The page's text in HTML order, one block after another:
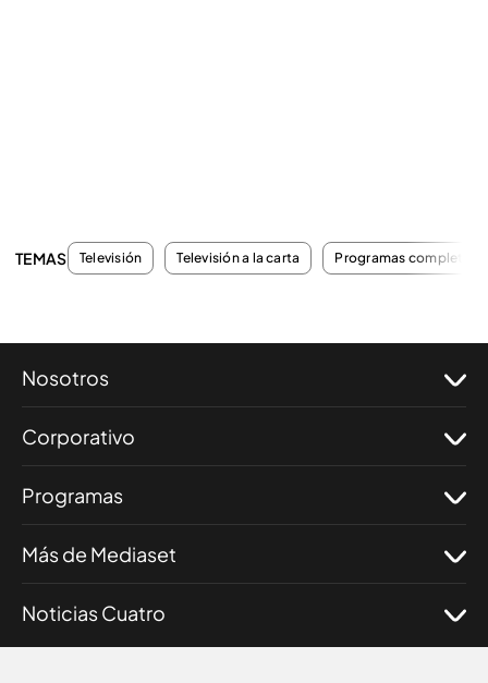
TEMAS Televisión Televisión a la carta Programas completos
Nosotros
Corporativo
Programas
Más de Mediaset
Noticias Cuatro